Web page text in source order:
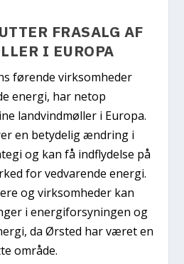
FRASALG AF
I EUROPA
førende virksomheder
energi, har netop
landvindmøller i Europa.
en betydelig ændring i
og kan få indflydelse på
for vedvarende energi.
og virksomheder kan
i energiforsyningen og
da Ørsted har været en
område.